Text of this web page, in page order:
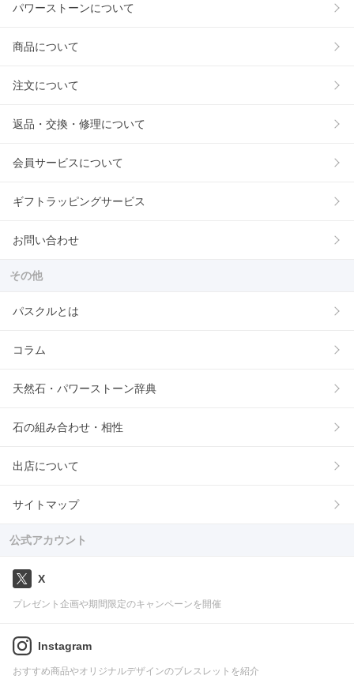
パワーストーンについて
商品について
注文について
返品・交換・修理について
会員サービスについて
ギフトラッピングサービス
お問い合わせ
その他
パスクルとは
コラム
天然石・パワーストーン辞典
石の組み合わせ・相性
出店について
サイトマップ
公式アカウント
X
プレゼント企画や期間限定のキャンペーンを開催
Instagram
おすすめ商品やオリジナルデザインのブレスレットを紹介